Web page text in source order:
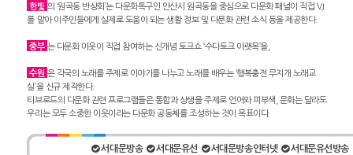
한빛 의 ‘원곡동 반상회’는 다문화특구인 안산시 원곡동을 중심으로 다문화 패널이 직접 VJ
를 맡아 이주민들에게 실제로 도움이 되는 생활 정보 및 다문화 관련 소식 등을 제공한다.
중부 는 다문화 이웃이 직접 참여하는 신개념 토크쇼 ‘수다토크 아랫목’을,
수원 은 각국의 노래를 주제로 이야기를 나누고 노래를 배우는 ‘행복충전 무지개 노래교
실’을 신규 제작한다.
티브로드의 다문화 관련 프로그램들은 통합과 상생을 주제로 언어와 피부색, 문화는 달라도
우리는 모두 소중한 이웃이라는 다문화 공동체를 조성하는 것이 목표이다.
서대문방송 서대문유선 서대문방송인터넷 서대문유선방송